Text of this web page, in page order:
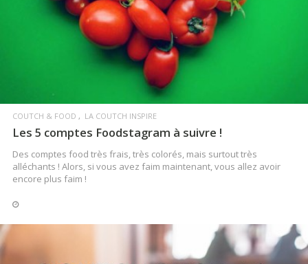
COUTCH & FOOD LA COUTCH INSPIRE
Les 5 comptes Foodstagram à suivre !
Des comptes food très frais, très colorés, mais surtout très
alléchants ! Alors, si vous avez faim maintenant, vous allez avoir
encore plus faim !